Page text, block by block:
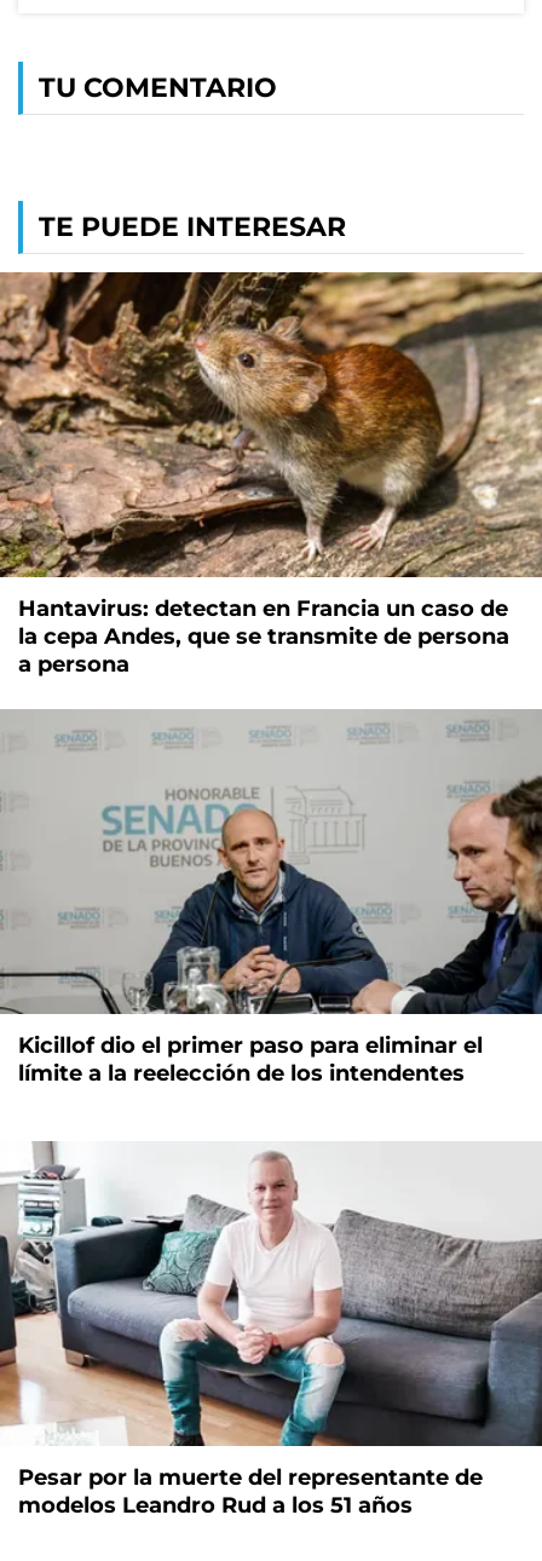
TU COMENTARIO
TE PUEDE INTERESAR
Hantavirus: detectan en Francia un caso de
la cepa Andes, que se transmite de persona
a persona
Kicillof dio el primer paso para eliminar el
límite a la reelección de los intendentes
Pesar por la muerte del representante de
modelos Leandro Rud a los 51 años